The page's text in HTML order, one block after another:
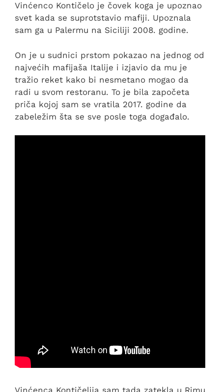
Vinćenco Kontičelo je čovek koga je upoznao
svet kada se suprotstavio mafiji. Upoznala
sam ga u Palermu na Siciliji 2008. godine.
On je u sudnici prstom pokazao na jednog od
najvećih mafijaša Italije i izjavio da mu je
tražio reket kako bi nesmetano mogao da
radi u svom restoranu. To je bila započeta
priča kojoj sam se vratila 2017. godine da
zabeležim šta se sve posle toga događalo.
Vinćenca Kontičelija sam tada zatekla u Rimu